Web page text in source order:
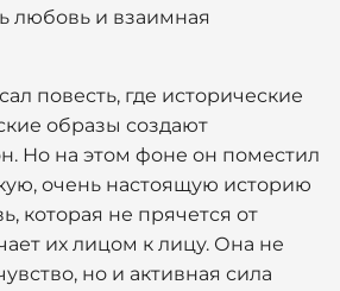
любовь и взаимная
повесть, где исторические
образы создают
Но на этом фоне он поместил
очень настоящую историю
которая не прячется от
их лицом к лицу. Она не
но и активная сила